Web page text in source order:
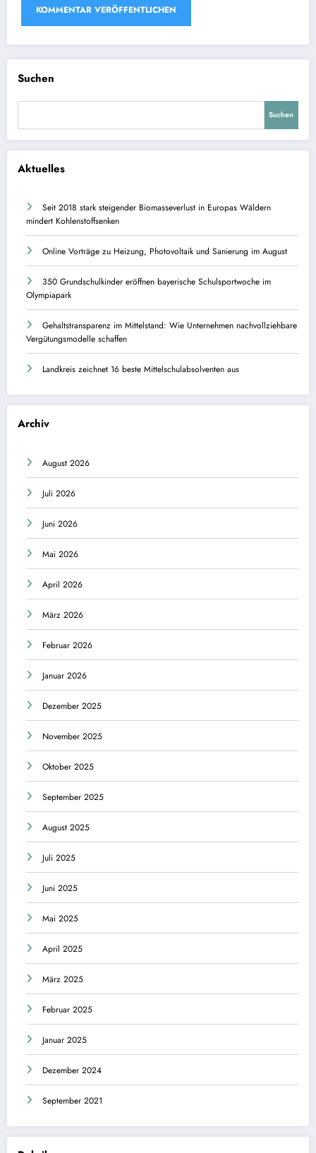
Suchen
Suchen
Aktuelles
Seit 2018 stark steigender Biomasseverlust in Europas Wäldern
mindert Kohlenstoffsenken
Online Vorträge zu Heizung, Photovoltaik und Sanierung im August
350 Grundschulkinder eröffnen bayerische Schulsportwoche im
Olympiapark
Gehaltstransparenz im Mittelstand: Wie Unternehmen nachvollziehbare
Vergütungsmodelle schaffen
Landkreis zeichnet 16 beste Mittelschulabsolventen aus
Archiv
August 2026
Juli 2026
Juni 2026
Mai 2026
April 2026
März 2026
Februar 2026
Januar 2026
Dezember 2025
November 2025
Oktober 2025
September 2025
August 2025
Juli 2025
Juni 2025
Mai 2025
April 2025
März 2025
Februar 2025
Januar 2025
Dezember 2024
September 2021